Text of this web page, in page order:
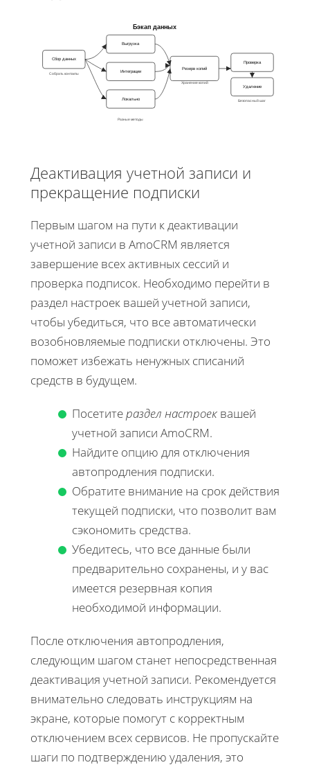
Бэкап данных
Сбор данных
Выгрузка
Интеграции
Локально
Резерв копий
Проверка
Удаление
Собрать контакты
Разные методы
Хранение копий
Безопасный шаг
Деактивация учетной записи и
прекращение подписки
Первым шагом на пути к деактивации
учетной записи в AmoCRM является
завершение всех активных сессий и
проверка подписок. Необходимо перейти в
раздел настроек вашей учетной записи,
чтобы убедиться, что все автоматически
возобновляемые подписки отключены. Это
поможет избежать ненужных списаний
средств в будущем.
Посетитераздел настроек вашей
учетной записи AmoCRM.
Найдите опцию для отключения
автопродления подписки.
Обратите внимание на срок действия
текущей подписки, что позволит вам
сэкономить средства.
Убедитесь, что все данные были
предварительно сохранены, и у вас
имеется резервная копия
необходимой информации.
После отключения автопродления,
следующим шагом станет непосредственная
деактивация учетной записи. Рекомендуется
внимательно следовать инструкциям на
экране, которые помогут с корректным
отключением всех сервисов. Не пропускайте
шаги по подтверждению удаления, это